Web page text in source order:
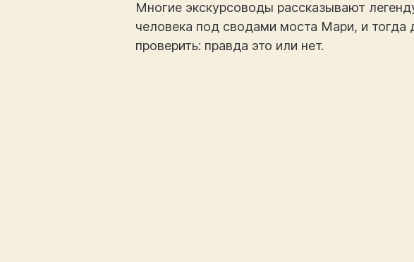
Многие экскурсоводы рассказывают
человека под сводами моста Мари, и тогда
проверить: правда это или нет.